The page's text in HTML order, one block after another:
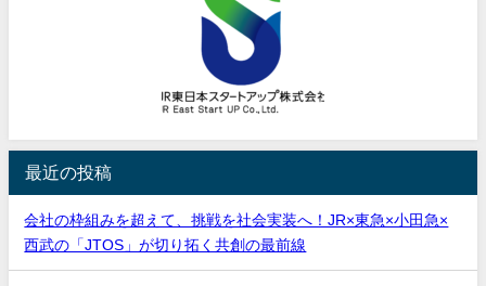
最近の投稿
会社の枠組みを超えて、挑戦を社会実装へ！JR×東急×小田急×
西武の「JTOS」が切り拓く共創の最前線